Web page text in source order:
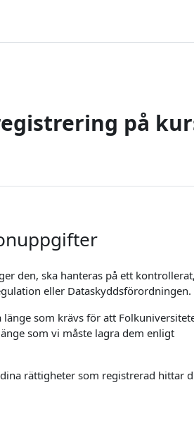
på
den, ska hanteras på ett kontrollerat,
eller Dataskyddsförordningen.
som krävs för att
som vi måste lagra dem enligt
rättigheter som registrerad hittar